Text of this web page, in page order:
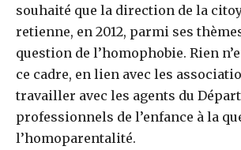
souhaité que la direction de la
retienne, en 2012, parmi ses
question de l’homophobie. Rien
ce cadre, en lien avec les
travailler avec les agents du
professionnels de l’enfance à la
l’homoparentalité.